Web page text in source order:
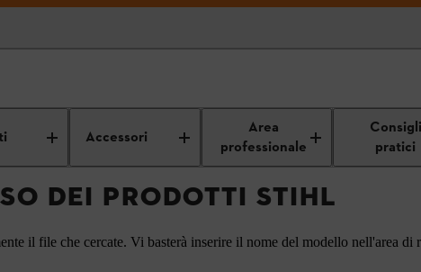
Accessori
Area
professionale
Consigli
pratici
DEI PRODOTTI STIHL
il file che cercate. Vi basterà inserire il nome del modello nell'area di